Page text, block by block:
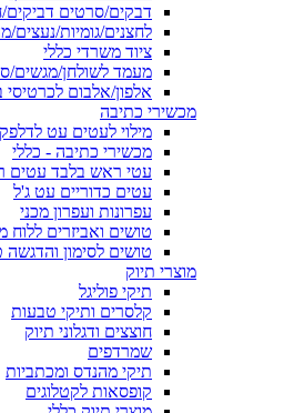
דבקים/סרטים דביקים/
לחצנים/גומיות/נעצים/
ציוד משרדי כללי
מעמד לשולחן/
אלפון/אלבום לכרטיסי
מכשירי כתיבה
מילוי לעטים עט לדלפק
מכשירי כתיבה - כללי
עטי ראש בלבד עטים
עטים כדוריים עט ג'ל
עפרונות ועפרון מכני
טושים ואביזרים ללוח
טושים לסימון
מוצרי תיוק
תיקי פוליגל
קלסרים ותיקי טבעות
חוצצים ודגלוני תיוק
שמרדפים
תיקי מהנדס ומכתביות
קופסאות לקטלוגים